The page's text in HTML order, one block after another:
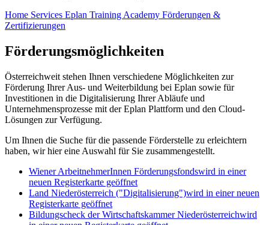
Home Services Eplan Training Academy Förderungen &
Zertifizierungen
Förderungsmöglichkeiten
Österreichweit stehen Ihnen verschiedene Möglichkeiten zur
Förderung Ihrer Aus- und Weiterbildung bei Eplan sowie für
Investitionen in die Digitalisierung Ihrer Abläufe und
Unternehmensprozesse mit der Eplan Plattform und den Cloud-
Lösungen zur Verfügung.
Um Ihnen die Suche für die passende Förderstelle zu erleichtern
haben, wir hier eine Auswahl für Sie zusammengestellt.
Wiener ArbeitnehmerInnen Förderungsfondswird in einer
neuen Registerkarte geöffnet
Land Niederösterreich ("Digitalisierung")wird in einer neuen
Registerkarte geöffnet
Bildungscheck der Wirtschaftskammer Niederösterreichwird